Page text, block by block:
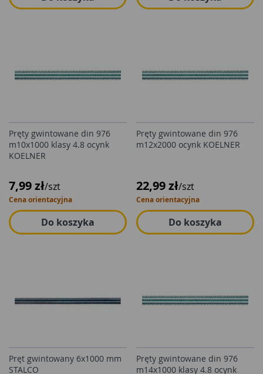
Pręty gwintowane din 976
m10x1000 klasy 4.8 ocynk
KOELNER
7,99 zł/szt
Cena orientacyjna
Do koszyka
Pręty gwintowane din 976
m12x2000 ocynk KOELNER
22,99 zł/szt
Cena orientacyjna
Do koszyka
Pręt gwintowany 6x1000 mm
STALCO
Pręty gwintowane din 976
m14x1000 klasy 4.8 ocynk